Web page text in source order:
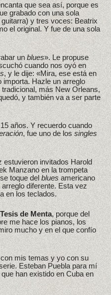
que sea así, porque es
grabado con una sola
y tres voces: Beatrix
el original. Y fue de una sola
unblues». Le propuse
cuando nos oyó en
, y le dije: «Mira, ese está en
importa. Hazle un arreglo
más New Orleans,
y también va a ser parte
años. Y recuerdo cuando
, fue uno de lossingles
estuvieron invitados Harold
Manzano en la trompeta
toque delbluesamericano
diferente. Esta vez
en los teclados.
Tesis de Menta, porque del
me hace los pianos, los
mucho y en el que confío
mis temas y yo con su
Esteban Puebla para mí
han existido en Cuba en